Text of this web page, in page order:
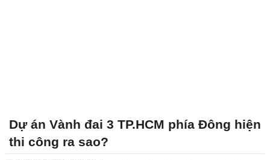
Dự án Vành đai 3 TP.HCM phía Đông hiện
thi công ra sao?